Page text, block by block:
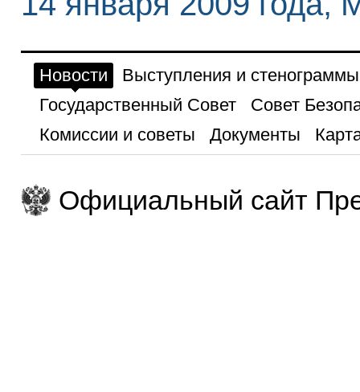
Новости
Выступления и стенограммы
Государственный Совет
Совет
Комиссии и советы
Документы
Официальный сайт